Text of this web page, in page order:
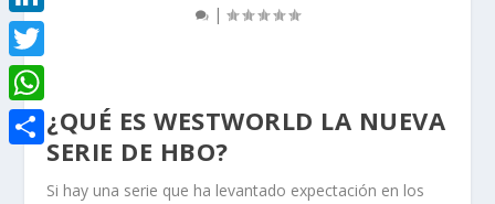
|
¿QUÉ ES WESTWORLD LA NUEVA
SERIE DE HBO?
Si hay una serie que ha levantado expectación en los
a
c
e
b
L
i
n
k
T
w
i
W